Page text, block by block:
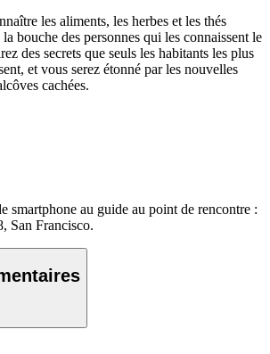
les aliments, les herbes et les thés
bouche des personnes qui les connaissent le
des secrets que seuls les habitants les plus
et vous serez étonné par les nouvelles
cachées.
smartphone au guide au point de rencontre :
San Francisco.